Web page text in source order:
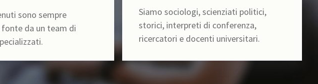
sono sempre
da un team di
Siamo sociologi, scienziati politici,
storici, interpreti di conferenza,
ricercatori e docenti universitari.